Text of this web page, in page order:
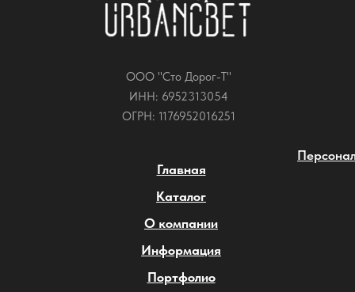
ООО "Сто Дорог-Т"
ИНН: 6952313054
ОГРН: 1176952016251
Главная
Каталог
О компании
Информация
Портфолио